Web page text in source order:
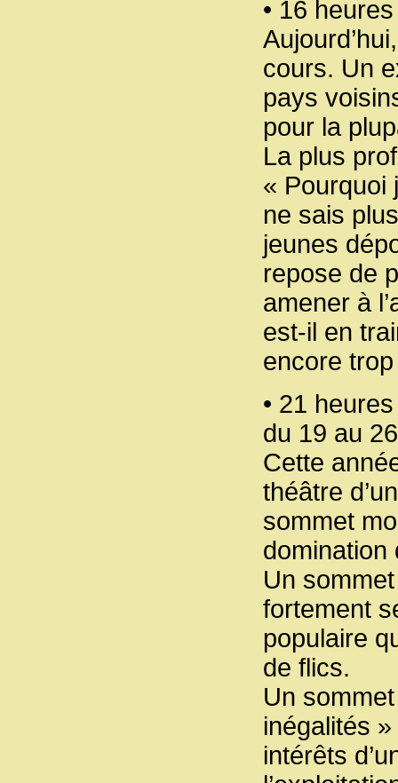
• 16
cours. Un
pays
pour la
La plus
« Pourquoi
ne sais
jeunes
repose de
amener à
est-il en
encore
• 21
du 19 au
Cette
théâtre
sommet
domination
Un
fortement
populaire
de flics.
Un
inégalités
intérêts